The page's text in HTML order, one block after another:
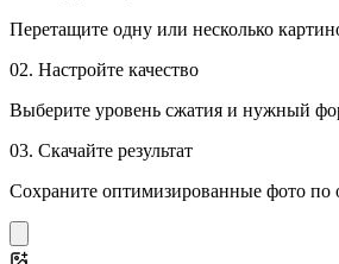
Перетащите одну или несколько
02. Настройте качество
Выберите уровень сжатия и нужный
03. Скачайте результат
Сохраните оптимизированные фото по